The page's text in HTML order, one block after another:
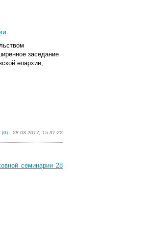
заседание
епархии,
(0) 28.03.2017, 15:31:22
семинарии 28